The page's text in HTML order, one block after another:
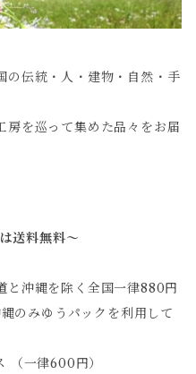
の伝統・人・建物・自然・手
房を巡って集めた品々をお届
送料無料～
沖縄を除く全国一律880円
のみゆうパックを利用して
（一律600円）